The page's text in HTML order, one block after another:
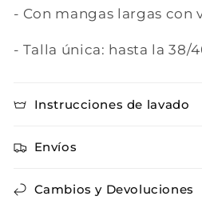
- Con mangas largas con
- Talla única: hasta la 38/
Instrucciones de lavado
Envíos
Cambios y Devoluciones